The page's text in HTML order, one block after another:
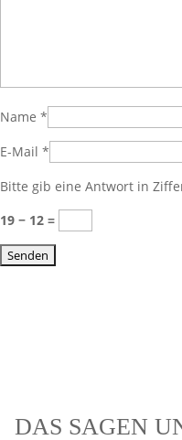
Name *
E-Mail *
Bitte gib eine Antwort in
19 − 12 =
DAS SAGEN